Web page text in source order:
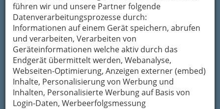
führen wir und unsere Partner folgende
Datenverarbeitungsprozesse durch:
Informationen auf einem Gerät speichern, abrufen
und verarbeiten, Verarbeiten von
Geräteinformationen welche aktiv durch das
Endgerät übermittelt werden, Webanalyse,
Webseiten-Optimierung, Anzeigen externer (embed)
Inhalte, Personalisierung von Werbung und
Inhalten, Personalisierte Werbung auf Basis von
Login-Daten, Werbeerfolgsmessung
Die wichtigsten Kategorien